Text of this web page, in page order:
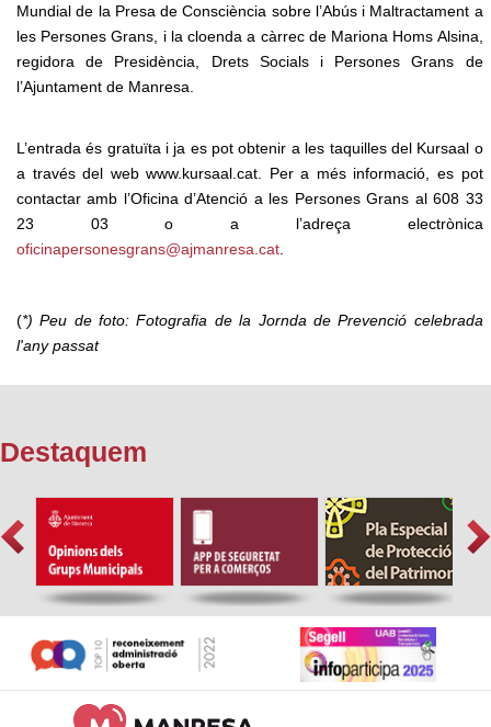
Mundial de la Presa de Consciència sobre l’Abús i Maltractament a
les Persones Grans, i la cloenda a càrrec de Mariona Homs Alsina,
regidora de Presidència, Drets Socials i Persones Grans de
l’Ajuntament de Manresa.
L’entrada és gratuïta i ja es pot obtenir a les taquilles del Kursaal o
a través del web www.kursaal.cat. Per a més informació, es pot
contactar amb l’Oficina d’Atenció a les Persones Grans al 608 33
23 03 o a l’adreça electrònica
oficinapersonesgrans@ajmanresa.cat
(*) Peu de foto: Fotografia de la Jornda de Prevenció celebrada
l'any passat
Destaquem